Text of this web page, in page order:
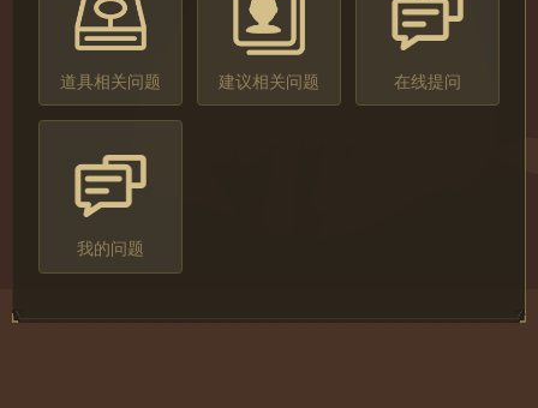
道具相关问题 建议相关问题 在线提问
我的问题